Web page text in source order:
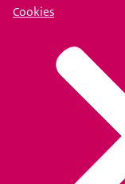
Cookies